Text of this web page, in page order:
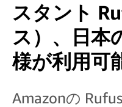
スタント
ス）、日本
様が利用可
Amazonの